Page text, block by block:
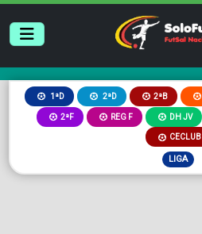
1ªD 2ªD 2ªB
2ªF REG F DH JV
CECLUB
LIGA